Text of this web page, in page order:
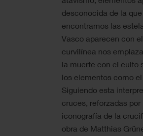
desconocida de la
encontramos las
Vasco aparecen con el
curvilínea nos
la muerte con el culto
los elementos como
Siguiendo esta
cruces, reforzadas
iconografía de la
obra de Matthias